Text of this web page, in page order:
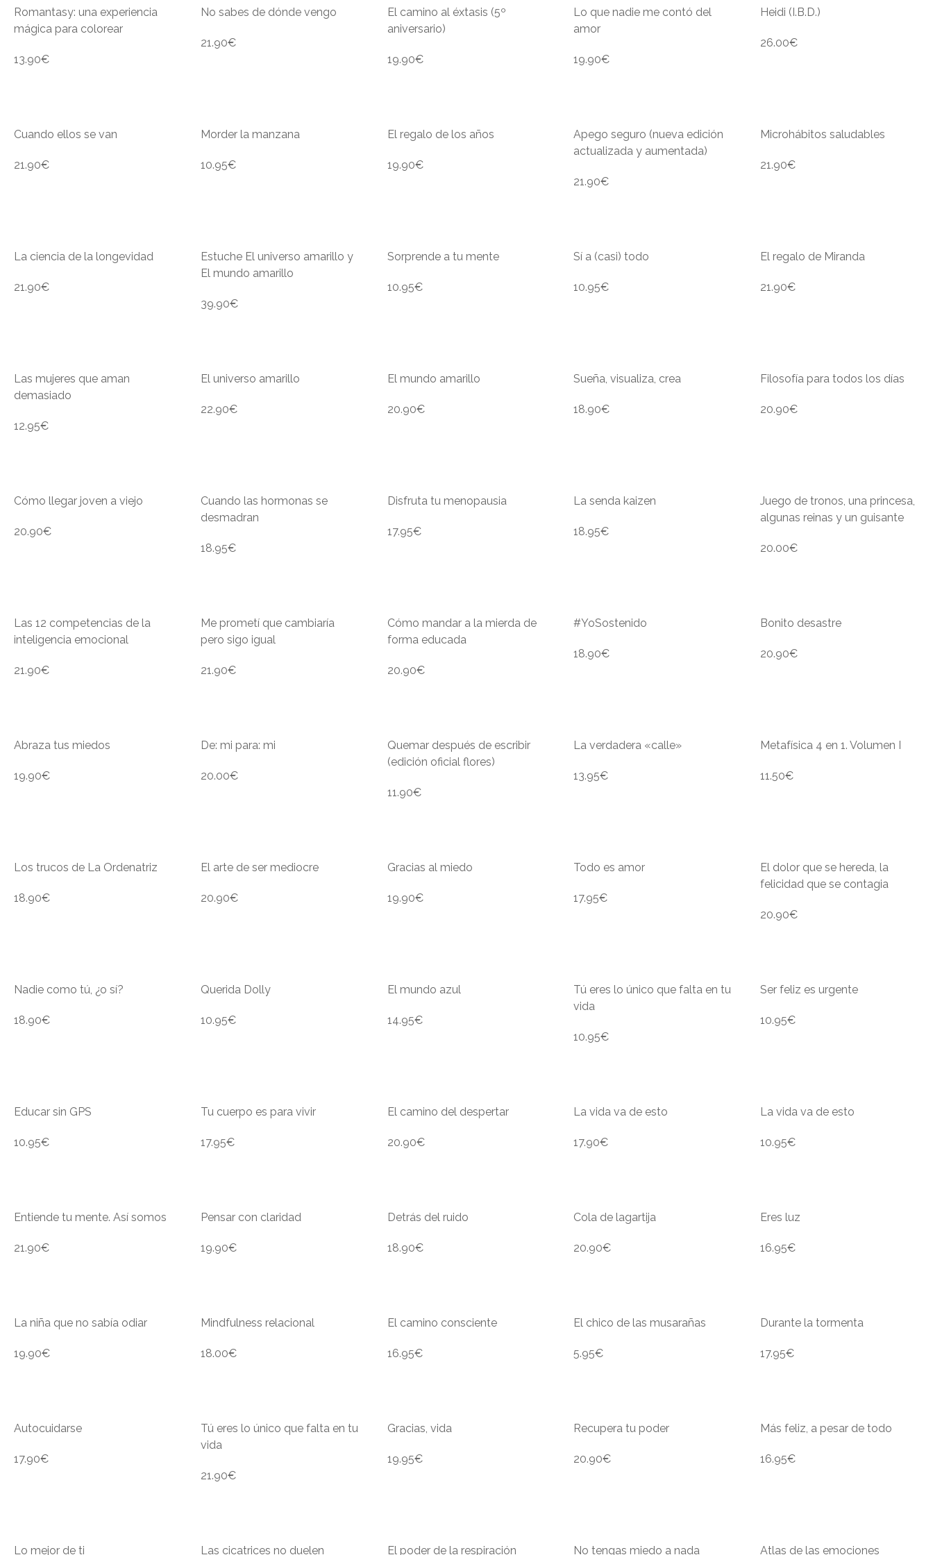
Romantasy: una experiencia
mágica para colorear
13.90€
No sabes de dónde vengo
21.90€
El camino al éxtasis (5º
aniversario)
19.90€
Lo que nadie me contó del
amor
19.90€
Heidi (I.B.D.)
26.00€
Cuando ellos se van
21.90€
Morder la manzana
10.95€
El regalo de los años
19.90€
Apego seguro (nueva edición
actualizada y aumentada)
21.90€
Microhábitos saludables
21.90€
La ciencia de la longevidad
21.90€
Estuche El universo amarillo y
El mundo amarillo
39.90€
Sorprende a tu mente
10.95€
Sí a (casi) todo
10.95€
El regalo de Miranda
21.90€
Las mujeres que aman
demasiado
12.95€
El universo amarillo
22.90€
El mundo amarillo
20.90€
Sueña, visualiza, crea
18.90€
Filosofía para todos los días
20.90€
Cómo llegar joven a viejo
20.90€
Cuando las hormonas se
desmadran
18.95€
Disfruta tu menopausia
17.95€
La senda kaizen
18.95€
Juego de tronos, una princesa,
algunas reinas y un guisante
20.00€
Las 12 competencias de la
inteligencia emocional
21.90€
Me prometí que cambiaría
pero sigo igual
21.90€
Cómo mandar a la mierda de
forma educada
20.90€
#YoSostenido
18.90€
Bonito desastre
20.90€
Abraza tus miedos
19.90€
De: mi para: mi
20.00€
Quemar después de escribir
(edición oficial flores)
11.90€
La verdadera «calle»
13.95€
Metafísica 4 en 1. Volumen I
11.50€
Los trucos de La Ordenatriz
18.90€
El arte de ser mediocre
20.90€
Gracias al miedo
19.90€
Todo es amor
17.95€
El dolor que se hereda, la
felicidad que se contagia
20.90€
Nadie como tú, ¿o sí?
18.90€
Querida Dolly
10.95€
El mundo azul
14.95€
Tú eres lo único que falta en tu
vida
10.95€
Ser feliz es urgente
10.95€
Educar sin GPS
10.95€
Tu cuerpo es para vivir
17.95€
El camino del despertar
20.90€
La vida va de esto
17.90€
La vida va de esto
10.95€
Entiende tu mente. Así somos
21.90€
Pensar con claridad
19.90€
Detrás del ruido
18.90€
Cola de lagartija
20.90€
Eres luz
16.95€
La niña que no sabía odiar
19.90€
Mindfulness relacional
18.00€
El camino consciente
16.95€
El chico de las musarañas
5.95€
Durante la tormenta
17.95€
Autocuidarse
17.90€
Tú eres lo único que falta en tu
vida
21.90€
Gracias, vida
19.95€
Recupera tu poder
20.90€
Más feliz, a pesar de todo
16.95€
Lo mejor de ti Las cicatrices no duelen El poder de la respiración No tengas miedo a nada
Atlas de las emociones